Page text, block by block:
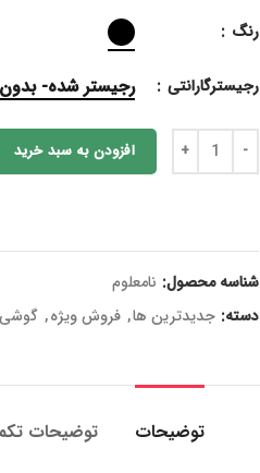
رنگ
رجیسترگارانتی رجیستر شده- بدون
افزودن به سبد خرید
شناسه محصول: نامعلوم
دسته: جدیدترین ها, فروش ویژه, گوشی
توضیحات توضیحات